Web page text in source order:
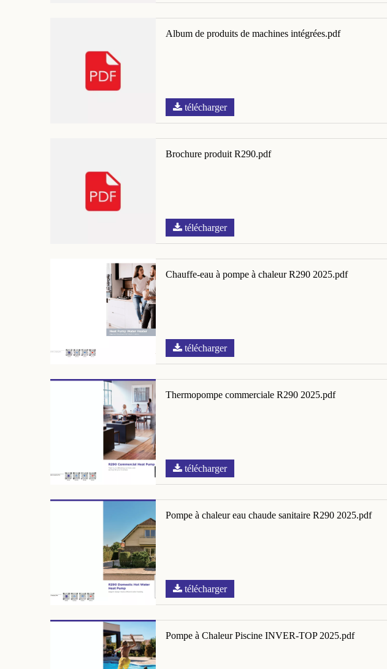
Album de produits de machines intégrées.pdf
télécharger
Brochure produit R290.pdf
télécharger
Chauffe-eau à pompe à chaleur R290 2025.pdf
télécharger
Thermopompe commerciale R290 2025.pdf
télécharger
Pompe à chaleur eau chaude sanitaire R290 2025.pdf
télécharger
Pompe à Chaleur Piscine INVER-TOP 2025.pdf